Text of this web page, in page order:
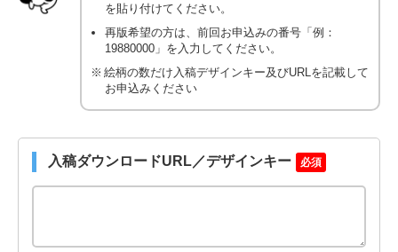
を貼り付けてください。
再版希望の方は、前回お申込みの番号「例：
19880000」を入力してください。
絵柄の数だけ入稿デザインキー及びURLを記載して
お申込みください
入稿ダウンロードURL／デザインキー 必須